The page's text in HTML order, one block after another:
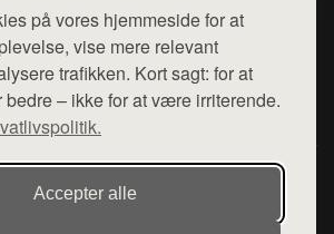
på vores hjemmeside for at
vise mere relevant
trafikken. Kort sagt: for at
bedre – ikke for at være irriterende.
Accepter alle
Mail: hej@want.dk
Cookie- og privatlivspolitik
af want.dk, der udgiver en række
af forskellige produkter fra